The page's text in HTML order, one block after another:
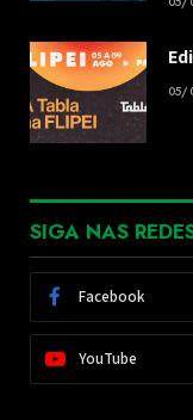
05/
SIGA NAS
Facebook
YouTube